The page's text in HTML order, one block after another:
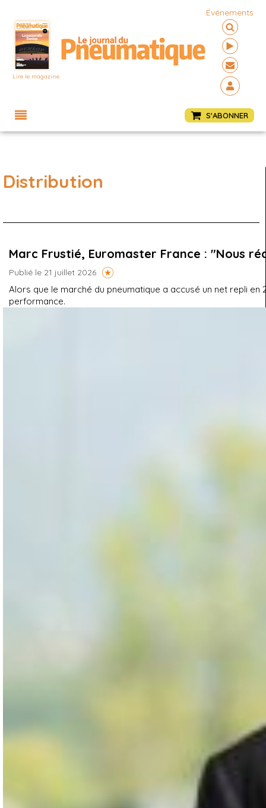
Lire le magazine
Événements
S'ABONNER
Distribution
Marc Frustié, Euromaster France : "Nous
Publié le 21 juillet 2026
Alors que le marché du pneumatique a accusé un net repli
performance.